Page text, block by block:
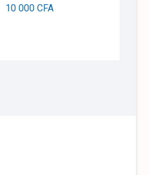
10 000 CFA